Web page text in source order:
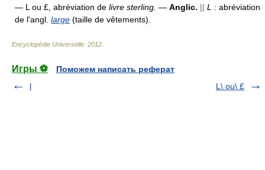
— L ou £, abréviation de livre sterling. — Anglic. || L : abréviation
de l'angl. large (taille de vêtements).
Encyclopédie Universelle 2012
Игры ⚽
Поможем написать реферат
l
L\ ou\ £